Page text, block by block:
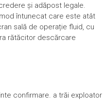
și adăpost legale.
întunecat care este atât
sală de operație fluid, cu
rătăcitor descărcare
confirmare. a trăi exploator